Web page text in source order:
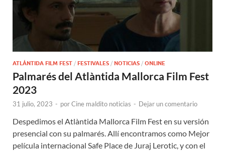
ATLÁNTIDA FILM FEST / FESTIVALES / NOTICIAS / ONLINE
Palmarés del Atlàntida Mallorca Film Fest
2023
31 julio, 2023 - porCine maldito noticias - Dejar un comentario
Despedimos el Atlàntida Mallorca Film Fest en su versión
presencial con su palmarés. Allí encontramos como Mejor
película internacional Safe Place de Juraj Lerotic, y con el